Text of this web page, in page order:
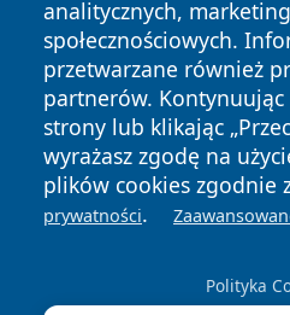
analitycznych,
społecznościowych.
przetwarzane również
partnerów. Kontynuując
strony lub klikając
wyrażasz zgodę na
plików cookies zgodnie
prywatności.
Polityka
zastrzeżone.
News Autorzy
Polityka